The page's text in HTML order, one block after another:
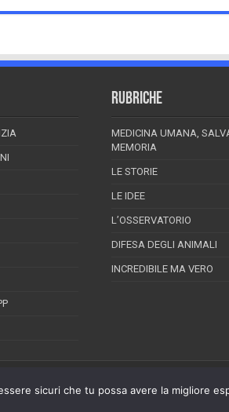
RUBRICHE
MEDICINA UMANA,
MEMORIA
LE STORIE
LE IDEE
L’OSSERVATORIO
DIFESA DEGLI ANIMALI
INCREDIBILE MA VERO
di Pescara reg. speciale della stampa n.08/
sicuri che tu possa avere la migliore